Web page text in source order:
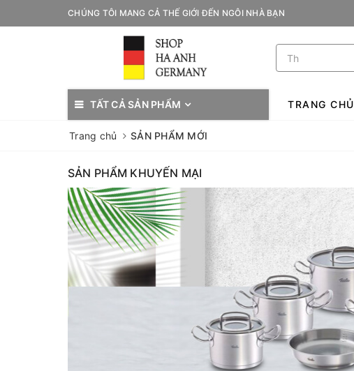
CHÚNG TÔI MANG CẢ THẾ GIỚI ĐẾN NGÔI NHÀ BẠN
TẤT CẢ SẢN PHẨM TRANG CHỦ
Trang chủ SẢN PHẨM MỚI
SẢN PHẨM KHUYẾN MẠI